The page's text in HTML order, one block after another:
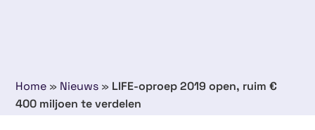
Home » Nieuws » LIFE-oproep 2019 open, ruim €
400 miljoen te verdelen